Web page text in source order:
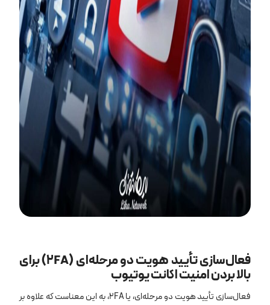
فعال‌سازی تأیید هویت دو مرحله‌ای (2FA) برای
بالا بردن امنیت اکانت یوتیوب
فعال‌سازی تأیید هویت دو مرحله‌ای، یا 2FA، به این معناست که علاوه بر